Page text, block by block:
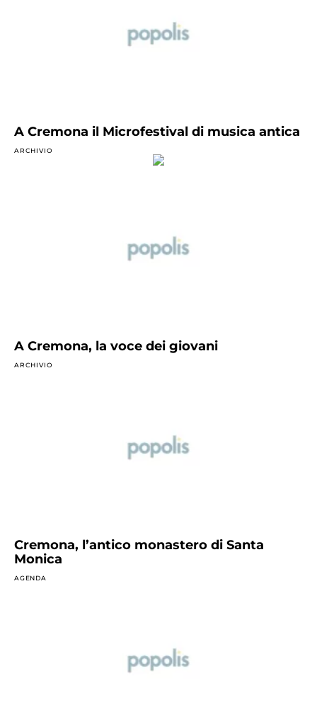
A Cremona il Microfestival di musica antica
ARCHIVIO
A Cremona, la voce dei giovani
ARCHIVIO
Cremona, l’antico monastero di Santa
Monica
AGENDA